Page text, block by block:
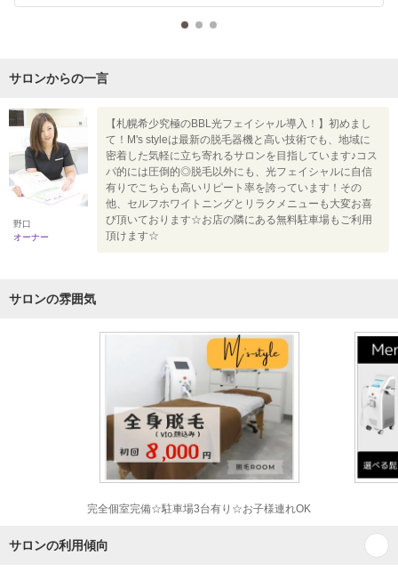
サロンからの一言
野口
オーナー
【札幌希少究極のBBL光フェイシャル導入！】初めまし
て！M's styleは最新の脱毛器機と高い技術でも、地域に
密着した気軽に立ち寄れるサロンを目指しています♪コス
パ的には圧倒的◎脱毛以外にも、光フェイシャルに自信
有りでこちらも高いリピート率を誇っています！その
他、セルフホワイトニングとリラクメニューも大変お喜
び頂いております☆お店の隣にある無料駐車場もご利用
頂けます☆
サロンの雰囲気
完全個室完備☆駐車場3台有り☆お子様連れOK
サロンの利用傾向